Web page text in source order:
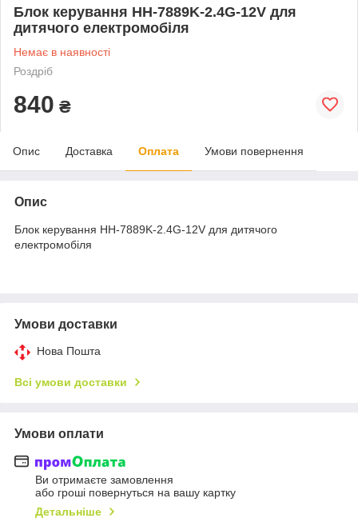
Блок керування HH-7889K-2.4G-12V для
дитячого електромобіля
Немає в наявності
Роздріб
840 ₴
Опис Доставка Оплата Умови повернення
Опис
Блок керування HH-7889K-2.4G-12V для дитячого
електромобіля
Умови доставки
Нова Пошта
Всі умови доставки
Умови оплати
Ви отримаєте замовлення
або гроші повернуться на вашу картку
Детальніше